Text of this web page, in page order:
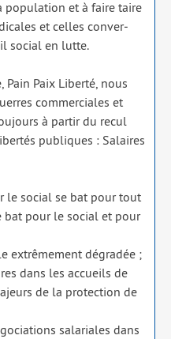
popu­la­tion et à faire taire
et celles conver­
social en lutte.
Pain Paix Liberté, nous
com­mer­ciales et
à par­tir du recul
publiques : Salaires
le social se bat pour tout
pour le social et pour
extrê­me­ment dégra­dée ;
dans les accueils de
de la pro­tec­tion de
sala­riales dans